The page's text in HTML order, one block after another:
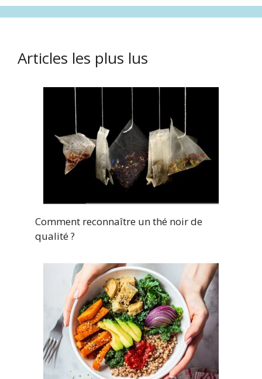
Articles les plus lus
Comment reconnaître un thé noir de
qualité ?